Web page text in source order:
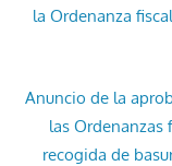
la Ordenanza
Anuncio de la
las Ordenanzas
recogida de